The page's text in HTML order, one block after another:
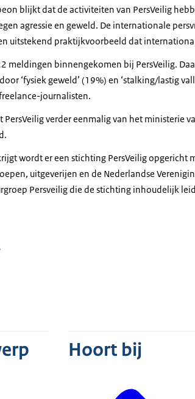
blijkt dat de activiteiten van PersVeilig
agressie en geweld. De internationale
uitstekend praktijkvoorbeeld dat
meldingen binnengekomen bij PersVeilig.
‘fysiek geweld’ (19%) en ‘stalking/lastig
journalisten.
verder eenmalig van het ministerie
wordt er een stichting PersVeilig opgericht
uitgeverijen en de Nederlandse
Persveilig die de stichting inhoudelijk
Hoort bij